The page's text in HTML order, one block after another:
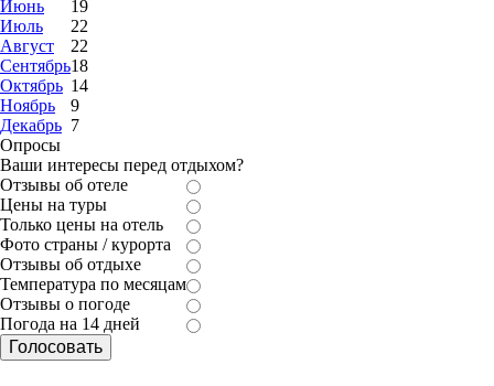
Июнь
19
Июль
22
Август
22
Сентябрь18
Октябрь 14
Ноябрь
9
Декабрь 7
Опросы
Ваши интересы перед отдыхом?
Отзывы об отеле
Цены на туры
Только цены на отель
Фото страны / курорта
Отзывы об отдыхе
Температура по месяцам
Отзывы о погоде
Погода на 14 дней